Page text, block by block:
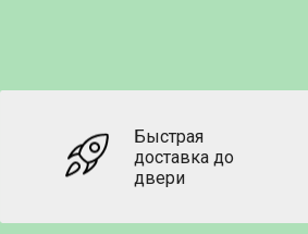
Быстрая
доставка до
двери